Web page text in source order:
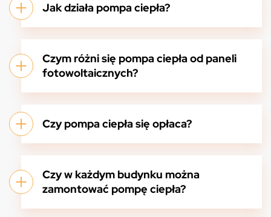
Jak działa pompa ciepła?
Czym różni się pompa ciepła od paneli
fotowoltaicznych?
Czy pompa ciepła się opłaca?
Czy w każdym budynku można
zamontować pompę ciepła?